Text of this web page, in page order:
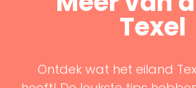
Texel
Ontdek wat het eiland